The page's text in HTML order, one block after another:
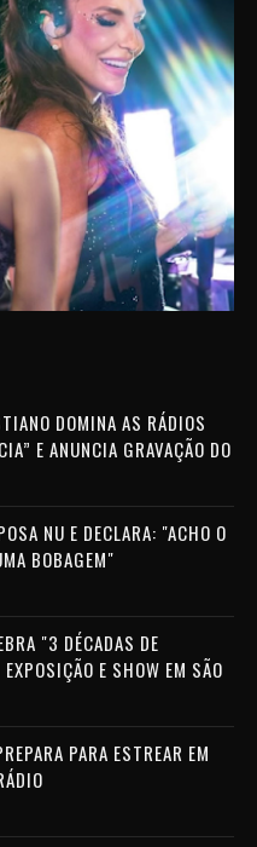
DOMINA AS RÁDIOS
E ANUNCIA GRAVAÇÃO DO
NU E DECLARA: "ACHO O
BOBAGEM"
"3 DÉCADAS DE
E SHOW EM SÃO
PARA ESTREAR EM